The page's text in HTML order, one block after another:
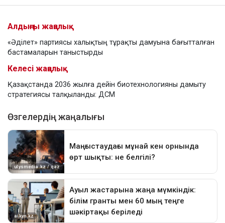
Алдыңғы жаңалық
«Әділет» партиясы халықтың тұрақты дамуына бағытталған
бастамаларын таныстырды
Келесі жаңалық
Қазақстанда 2036 жылға дейін биотехнологияны дамыту
стратегиясы талқыланды: ДСМ